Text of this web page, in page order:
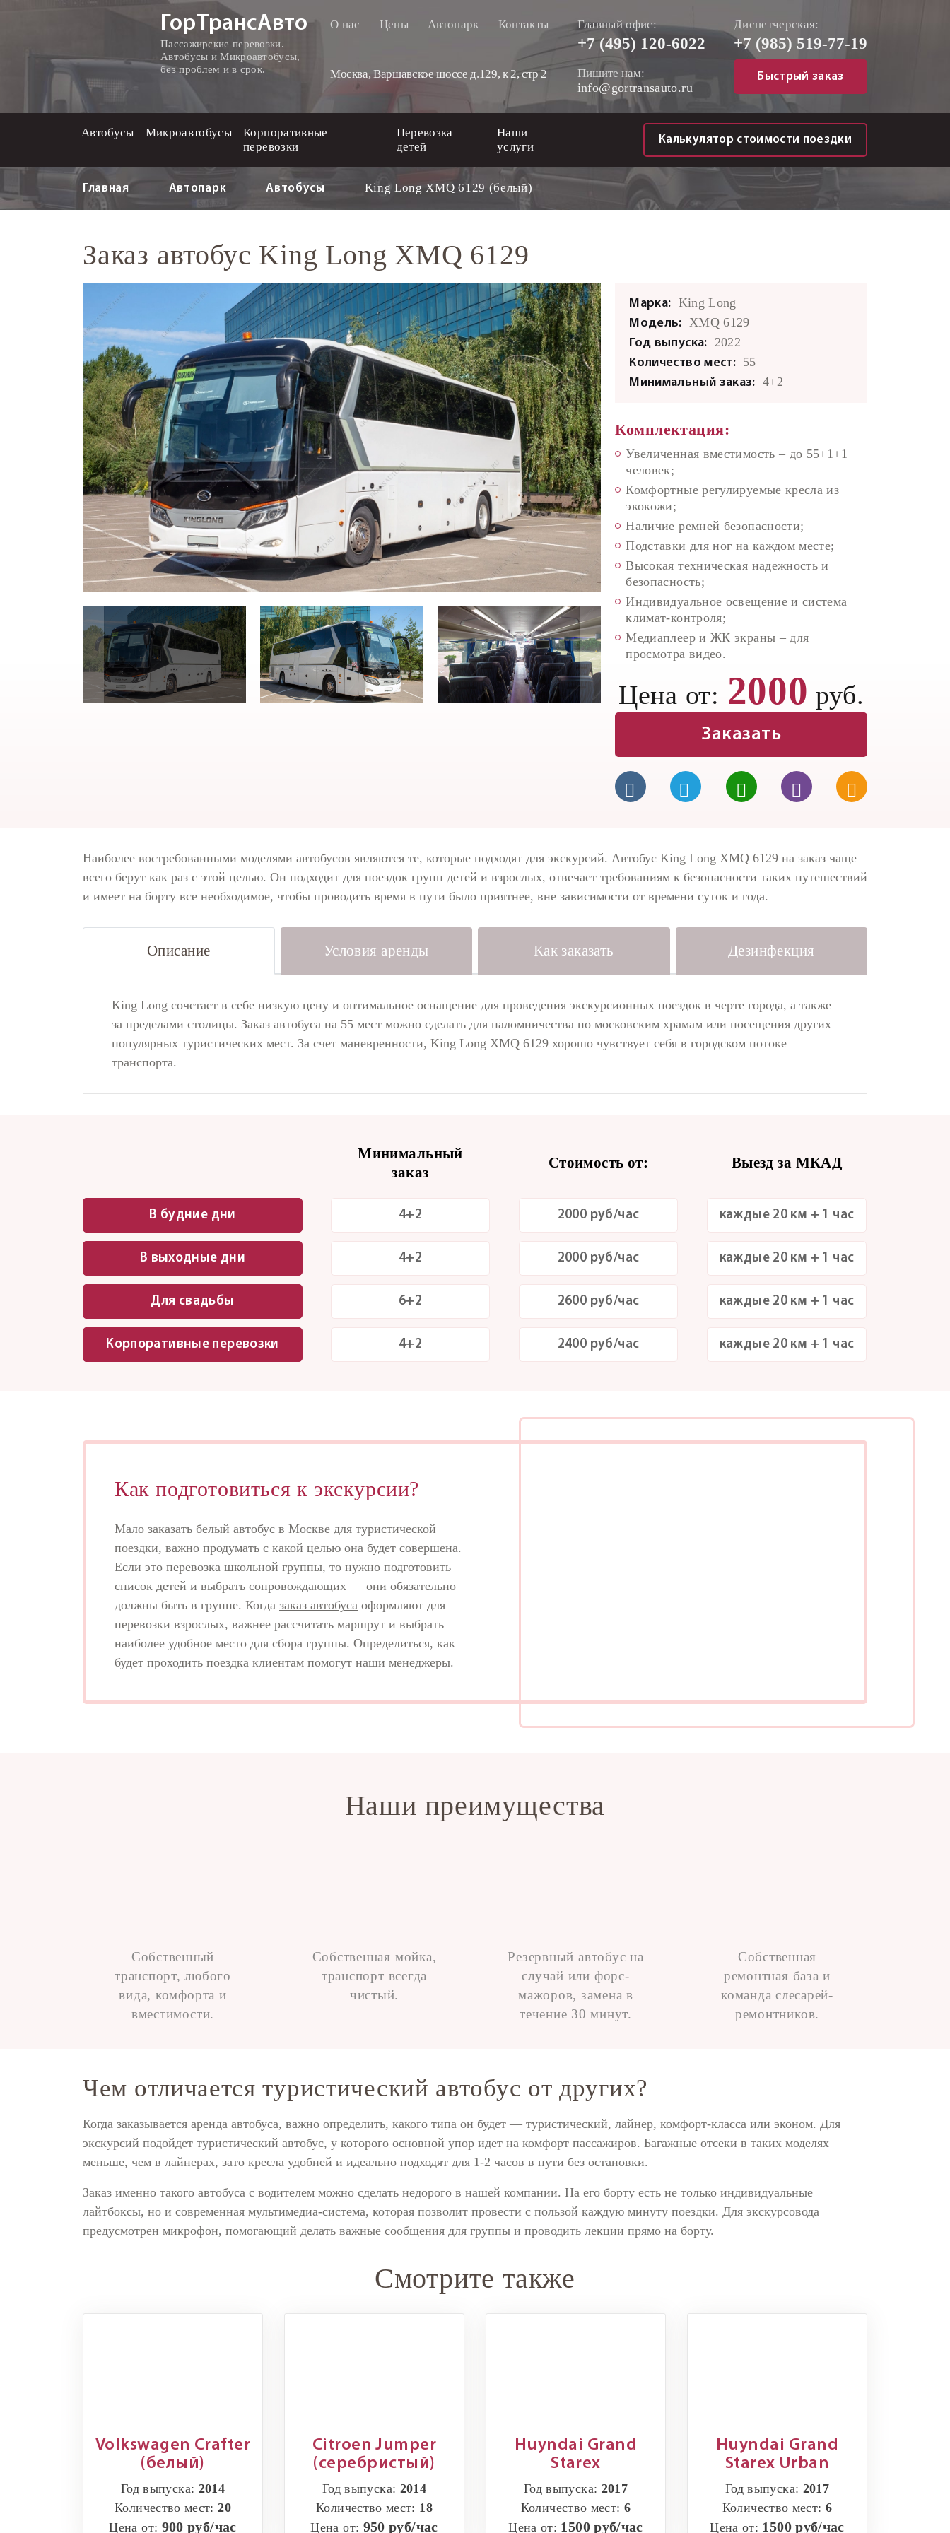
ГорТрансАвто
Пассажирские перевозки.
Автобусы и Микроавтобусы,
без проблем и в срок.
О нас Цены Автопарк Контакты
Москва, Варшавское шоссе д.129, к 2, стр 2
Главный офис:
+7 (495) 120-6022
Пишите нам:
info@gortransauto.ru
Диспетчерская:
+7 (985) 519-77-19
Быстрый заказ
Автобусы Микроавтобусы
Корпоративные
перевозки
Перевозка
детей
Наши
услуги
Калькулятор стоимости поездки
Главная Автопарк Автобусы King Long XMQ 6129 (белый)
Заказ автобус King Long XMQ 6129
Марка: King Long
Модель: XMQ 6129
Год выпуска: 2022
Количество мест: 55
Минимальный заказ: 4+2
Комплектация:
Увеличенная вместимость – до 55+1+1
человек;
Комфортные регулируемые кресла из
экокожи;
Наличие ремней безопасности;
Подставки для ног на каждом месте;
Высокая техническая надежность и
безопасность;
Индивидуальное освещение и система
климат-контроля;
Медиаплеер и ЖК экраны – для
просмотра видео.
Цена от: 2000 руб.
Заказать
Наиболее востребованными моделями автобусов являются те, которые подходят для экскурсий. Автобус King Long XMQ 6129 на заказ чаще
всего берут как раз с этой целью. Он подходит для поездок групп детей и взрослых, отвечает требованиям к безопасности таких путешествий
и имеет на борту все необходимое, чтобы проводить время в пути было приятнее, вне зависимости от времени суток и года.
Описание Условия аренды Как заказать Дезинфекция
King Long сочетает в себе низкую цену и оптимальное оснащение для проведения экскурсионных поездок в черте города, а также
за пределами столицы. Заказ автобуса на 55 мест можно сделать для паломничества по московским храмам или посещения других
популярных туристических мест. За счет маневренности, King Long XMQ 6129 хорошо чувствует себя в городском потоке
транспорта.
Минимальный
заказ
Стоимость от: Выезд за МКАД
В будние дни 4+2 2000 руб/час каждые 20 км + 1 час
В выходные дни 4+2 2000 руб/час каждые 20 км + 1 час
Для свадьбы 6+2 2600 руб/час каждые 20 км + 1 час
Корпоративные перевозки 4+2 2400 руб/час каждые 20 км + 1 час
Как подготовиться к экскурсии?
Мало заказать белый автобус в Москве для туристической
поездки, важно продумать с какой целью она будет совершена.
Если это перевозка школьной группы, то нужно подготовить
список детей и выбрать сопровождающих — они обязательно
должны быть в группе. Когда заказ автобуса оформляют для
перевозки взрослых, важнее рассчитать маршрут и выбрать
наиболее удобное место для сбора группы. Определиться, как
будет проходить поездка клиентам помогут наши менеджеры.
Наши преимущества
Собственный
транспорт, любого
вида, комфорта и
вместимости.
Собственная мойка,
транспорт всегда
чистый.
Резервный автобус на
случай или форс-
мажоров, замена в
течение 30 минут.
Собственная
ремонтная база и
команда слесарей-
ремонтников.
Чем отличается туристический автобус от других?
Когда заказывается аренда автобуса, важно определить, какого типа он будет — туристический, лайнер, комфорт-класса или эконом. Для
экскурсий подойдет туристический автобус, у которого основной упор идет на комфорт пассажиров. Багажные отсеки в таких моделях
меньше, чем в лайнерах, зато кресла удобней и идеально подходят для 1-2 часов в пути без остановки.
Заказ именно такого автобуса с водителем можно сделать недорого в нашей компании. На его борту есть не только индивидуальные
лайтбоксы, но и современная мультимедиа-система, которая позволит провести с пользой каждую минуту поездки. Для экскурсовода
предусмотрен микрофон, помогающий делать важные сообщения для группы и проводить лекции прямо на борту.
Смотрите также
Volkswagen Crafter
(белый)
Год выпуска: 2014
Количество мест:20
Цена от: 900 руб/час
Citroen Jumper
(серебристый)
Год выпуска: 2014
Количество мест: 18
Цена от: 950 руб/час
Huyndai Grand
Starex
Год выпуска: 2017
Количество мест: 6
Цена от: 1500 руб/час
Huyndai Grand
Starex Urban
Год выпуска: 2017
Количество мест: 6
Цена от: 1500 руб/час